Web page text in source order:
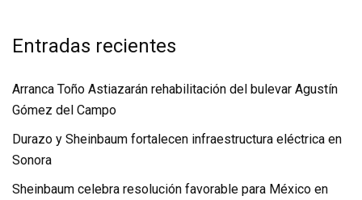
Entradas recientes
Arranca Toño Astiazarán rehabilitación del bulevar Agustín
Gómez del Campo
Durazo y Sheinbaum fortalecen infraestructura eléctrica en
Sonora
Sheinbaum celebra resolución favorable para México en